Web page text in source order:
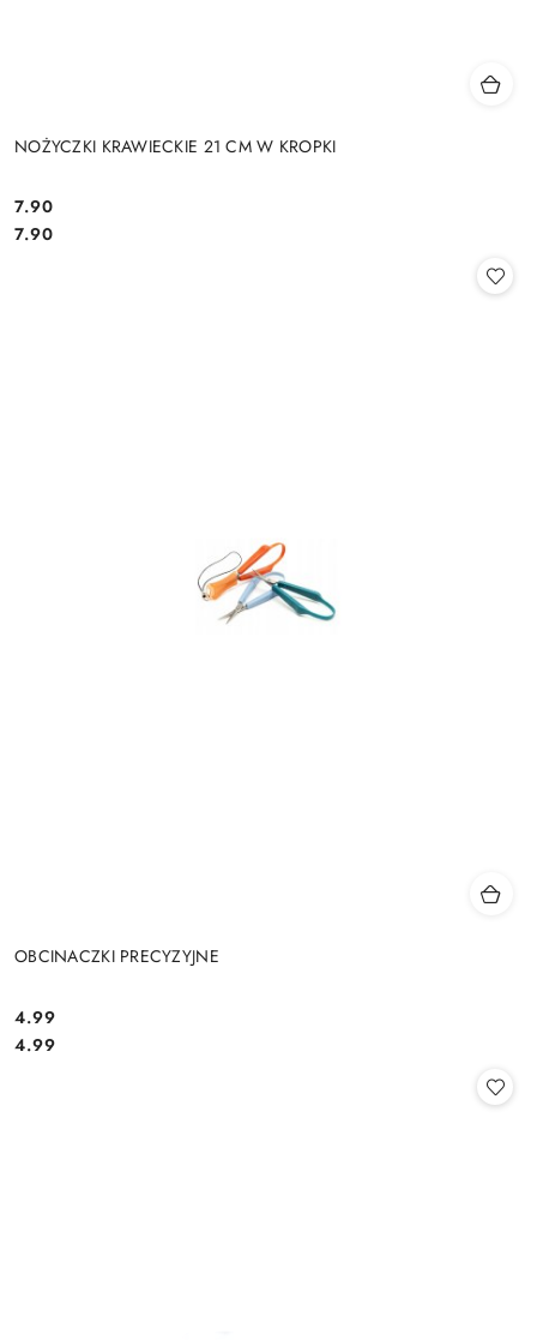
NOŻYCZKI KRAWIECKIE 21 CM W KROPKI
Cena:
7.90
Cena:
7.90
OBCINACZKI PRECYZYJNE
Cena:
4.99
Cena:
4.99